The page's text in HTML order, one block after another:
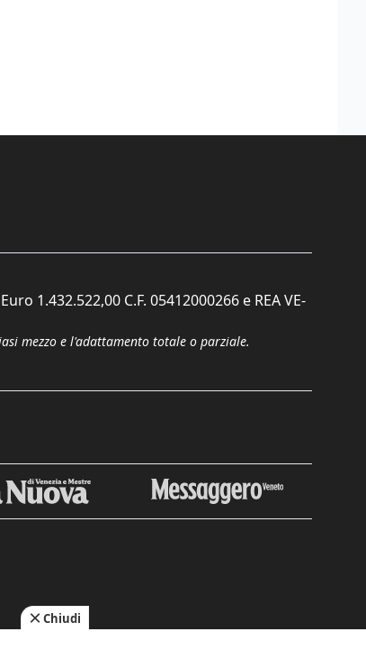
1.432.522,00 C.F. 05412000266 e REA VE-
mezzo e l'adattamento totale o parziale.
Chiudi